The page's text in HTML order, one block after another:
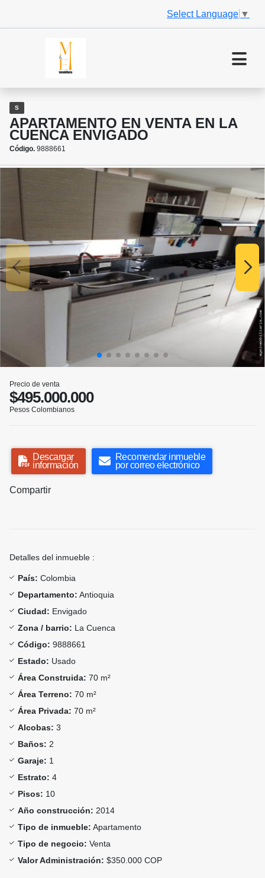
Select Language ▼
S
APARTAMENTO EN VENTA EN LA
CUENCA ENVIGADO
Código. 9888661
Precio de venta
$495.000.000
Pesos Colombianos
Descargar
información
Recomendar inmueble
por correo electrónico
Compartir
Detalles del inmueble :
País: Colombia
Departamento: Antioquia
Ciudad: Envigado
Zona / barrio: La Cuenca
Código: 9888661
Estado: Usado
Área Construida: 70 m²
Área Terreno: 70 m²
Área Privada: 70 m²
Alcobas: 3
Baños: 2
Garaje: 1
Estrato: 4
Pisos: 10
Año construcción: 2014
Tipo de inmueble: Apartamento
Tipo de negocio: Venta
Valor Administración: $350.000 COP